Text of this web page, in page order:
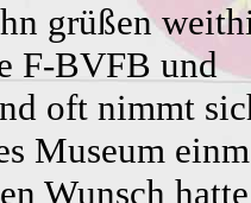
grüßen
F-BVFB und
oft nimmt
Museum
Wunsch hatte